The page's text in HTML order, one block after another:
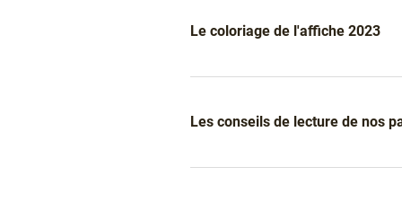
Le coloriage de l'affiche 2023
Les conseils de lecture de nos